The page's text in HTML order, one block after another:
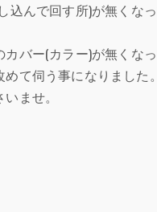
込んで回す所)が無くな
バー(カラー)が無くな
て伺う事になりました。
ませ。